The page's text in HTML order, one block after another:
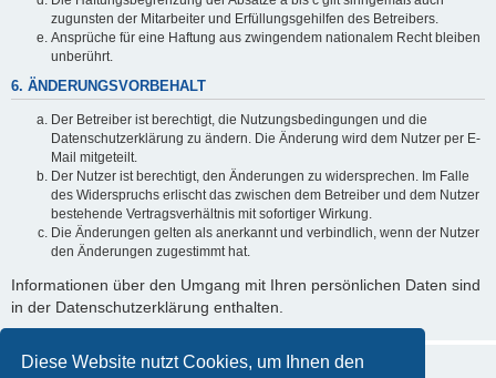
Diese Website nutzt Cookies, um Ihnen den
zugunsten der Mitarbeiter und Erfüllungsgehilfen des Betreibers.
Ansprüche für eine Haftung aus zwingendem nationalem Recht bleiben
unberührt.
6. ÄNDERUNGSVORBEHALT
Der Betreiber ist berechtigt, die Nutzungsbedingungen und die
Datenschutzerklärung zu ändern. Die Änderung wird dem Nutzer per E-
Mail mitgeteilt.
Der Nutzer ist berechtigt, den Änderungen zu widersprechen. Im Falle
des Widerspruchs erlischt das zwischen dem Betreiber und dem Nutzer
bestehende Vertragsverhältnis mit sofortiger Wirkung.
Die Änderungen gelten als anerkannt und verbindlich, wenn der Nutzer
den Änderungen zugestimmt hat.
Informationen über den Umgang mit Ihren persönlichen Daten sind
in der Datenschutzerklärung enthalten.